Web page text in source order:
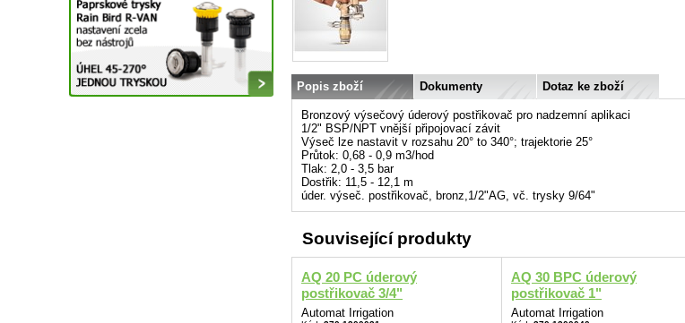
Popis zboží Dokumenty Dotaz ke zboží
Bronzový výsečový úderový postřikovač pro nadzemní aplikaci
1/2" BSP/NPT vnější připojovací závit
Výseč lze nastavit v rozsahu 20° to 340°; trajektorie 25°
Průtok: 0,68 - 0,9 m3/hod
Tlak: 2,0 - 3,5 bar
Dostřik: 11,5 - 12,1 m
úder. výseč. postřikovač, bronz,1/2"AG, vč. trysky 9/64"
Související produkty
AQ 20 PC úderový
postřikovač 3/4"
Automat Irrigation
AQ 30 BPC úderový
postřikovač 1"
Automat Irrigation